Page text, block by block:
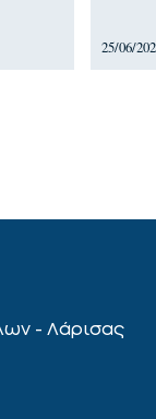
25/06/
- Λάρισας